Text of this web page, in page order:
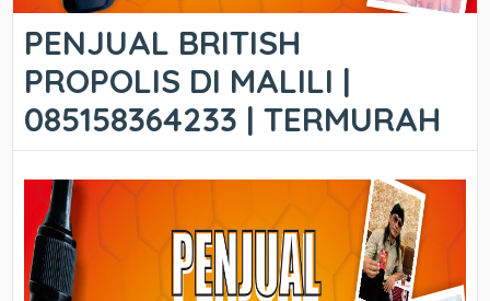
PENJUAL BRITISH
PROPOLIS DI MALILI |
085158364233 | TERMURAH